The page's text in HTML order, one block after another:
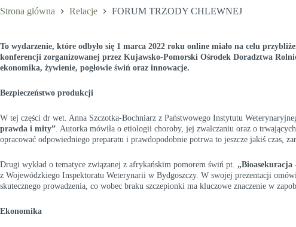
Strona główna Relacje FORUM TRZODY CHLEWNEJ
To wydarzenie, które odbyło się 1 marca 2022 roku online miało na celu
konferencji zorganizowanej przez Kujawsko-Pomorski Ośrodek Doradztwa
ekonomika, żywienie, pogłowie świń oraz innowacje.
Bezpieczeństwo produkcji
W tej części dr wet. Anna Szczotka-Bochniarz z Państwowego Instytutu
prawda i mity”. Autorka mówiła o etiologii choroby, jej zwalczaniu oraz o
opracować odpowiedniego preparatu i prawdopodobnie potrwa to jeszcze jakiś czas,
Drugi wykład o tematyce związanej z afrykańskim pomorem świń pt.
z Wojewódzkiego Inspektoratu Weterynarii w Bydgoszczy. W swojej prezentacji
skutecznego prowadzenia, co wobec braku szczepionki ma kluczowe znaczenie w
Ekonomika